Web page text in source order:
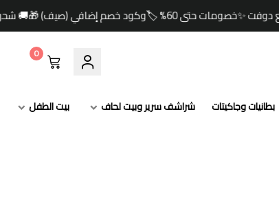
مجاني للطلبات ابتداءً من 349 ريال
0
بطانيات وجاكيتات شراشف سرير وبيت لحاف
بيت الطفل